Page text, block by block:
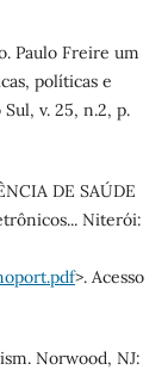
Paulo Freire um
políticas e
v. 25, n.2, p.
DE SAÚDE
Niterói:
>. Acesso
Norwood, NJ: